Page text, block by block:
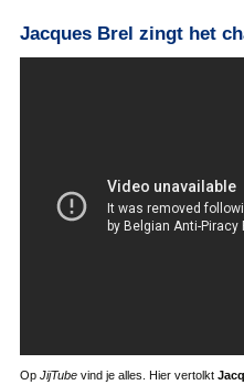
Jacques Brel zingt het
Op JijTubevind je alles. Hier vertolkt